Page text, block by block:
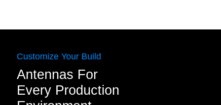
Customize Your Build
Antennas For
Every Production